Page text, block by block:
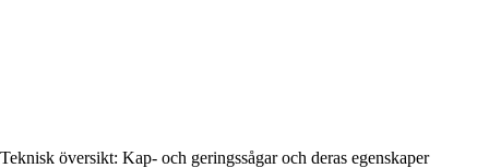
Teknisk översikt: Kap- och geringssågar och deras egenskaper